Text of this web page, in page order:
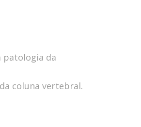
patologia da
coluna vertebral.